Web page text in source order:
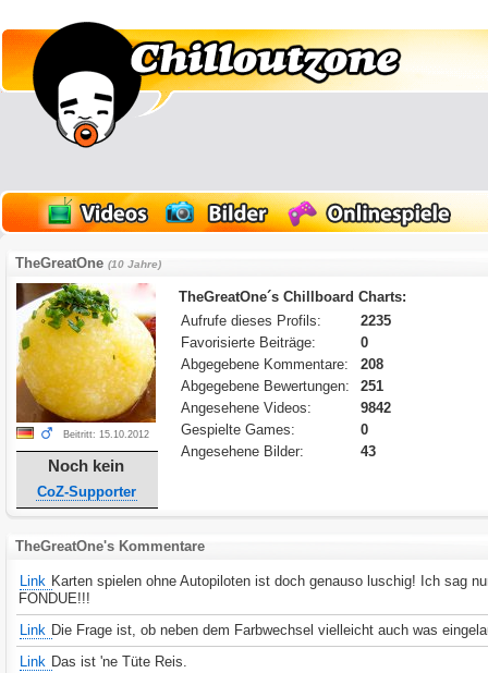
TheGreatOne(10 Jahre)
Beitritt: 15.10.2012
Noch kein
CoZ-Supporter
TheGreatOne´s Chillboard Charts:
Aufrufe dieses Profils:
2235
Favorisierte Beiträge:
0
Abgegebene Kommentare:
208
Abgegebene Bewertungen:
251
Angesehene Videos:
9842
Gespielte Games:
0
Angesehene Bilder:
43
TheGreatOne's Kommentare
Link Karten spielen ohne Autopiloten ist doch genauso luschig! Ich sag
FONDUE!!!
Link Die Frage ist, ob neben dem Farbwechsel vielleicht auch was
Link Das ist 'ne Tüte Reis.